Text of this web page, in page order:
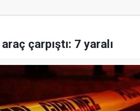
çarpıştı: 7 yaralı